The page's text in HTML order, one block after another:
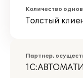
Количество
Толстый
Партнер,